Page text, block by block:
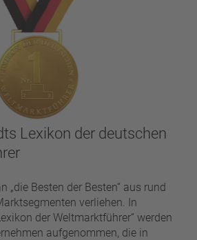
Lexikon der deutschen
„die Besten der Besten“ aus rund
verliehen. In
der Weltmarktführer“ werden
aufgenommen, die in